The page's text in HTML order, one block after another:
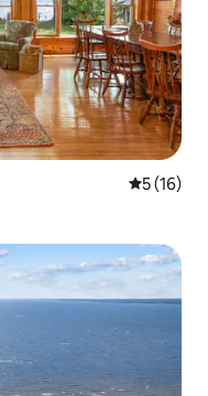
평점 5점
5 (16)